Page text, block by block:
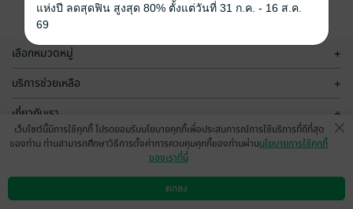
เลือกหมวดหมู่ +
บริการช่วยเหลือ +
เกี่ยวกับเรา +
กลุ่มธุรกิจในเครือ
ดาวน์โหลดแอป วิธีการใช้งาน ติดต่อเรา
เว็บไซต์นี้มีการใช้คุกกี้ โปรดยอมรับนโยบายคุกกี้เพื่อประสบการณ์การใช้บริการที่ดีที่สุด
ของท่าน ท่านสามารถศึกษาวิธีการตั้งค่าการควบคุมคุกกี้ของท่านผ่านนโยบายการใช้คุกกี้
ของเราที่นี่
ตกลง
แห่งปี ลดสุดฟิน สูงสุด 80% ตั้งแต่วันที่ 31 ก.ค. - 16 ส.ค.
69